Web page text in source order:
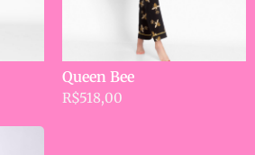
Queen Bee
R$518,00